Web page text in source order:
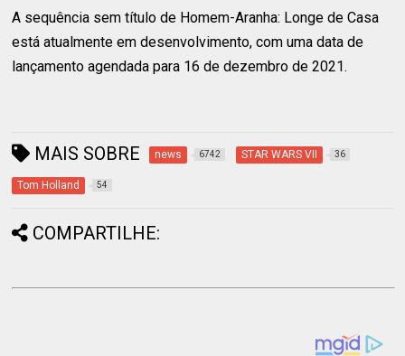
A sequência sem título de Homem-Aranha: Longe de Casa
está atualmente em desenvolvimento, com uma data de
lançamento agendada para 16 de dezembro de 2021.
MAIS SOBRE news 6742 STAR WARS VII 36
Tom Holland 54
COMPARTILHE: